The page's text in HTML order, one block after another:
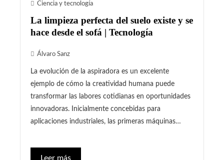
Ciencia y tecnología
La limpieza perfecta del suelo existe y se
hace desde el sofá | Tecnología
Álvaro Sanz
La evolución de la aspiradora es un excelente
ejemplo de cómo la creatividad humana puede
transformar las labores cotidianas en oportunidades
innovadoras. Inicialmente concebidas para
aplicaciones industriales, las primeras máquinas…
Leer más